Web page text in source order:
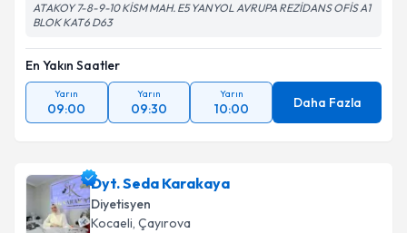
ATAKOY 7-8-9-10 KİSM MAH. E5 YANYOL AVRUPA REZİDANS OFİS A1
BLOK KAT6 D63
En Yakın Saatler
Yarın
09:00
Yarın
09:30
Yarın
10:00 Daha Fazla
Dyt. Seda Karakaya
Diyetisyen
Kocaeli, Çayırova